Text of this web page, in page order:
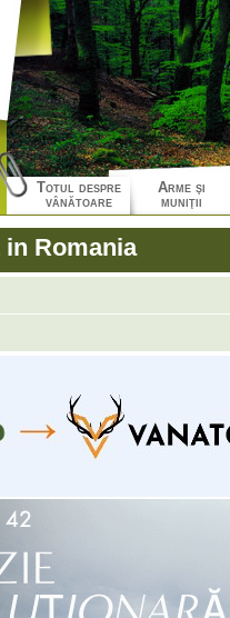
Totul despre
vânătoare
Arme şi
muniţii
Romania